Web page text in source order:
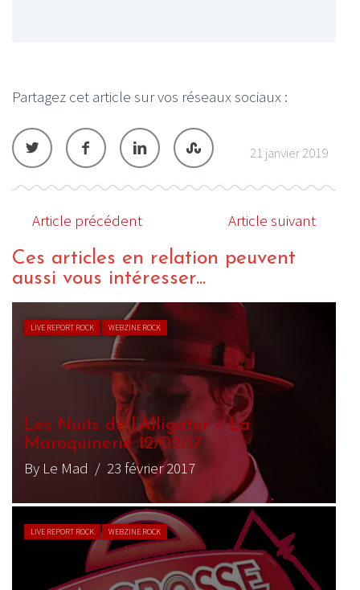
Partagez cet article sur vos réseaux sociaux :
21 janvier 2019
Article précédent Article suivant
Ces articles en relation peuvent
aussi vous intéresser...
LIVE REPORT ROCK WEBZINE ROCK
Festival Nuits de l’Alligator 2018 –
11/02
By Le Mad / 17 février 2018
LIVE REPORT ROCK WEBZINE ROCK